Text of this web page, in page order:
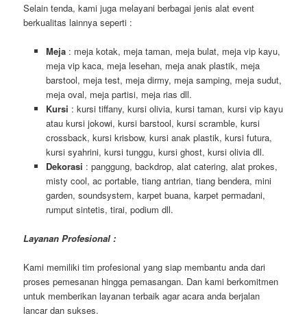
Selain tenda, kami juga melayani berbagai jenis alat event
berkualitas lainnya seperti :
Meja : meja kotak, meja taman, meja bulat, meja vip kayu,
meja vip kaca, meja lesehan, meja anak plastik, meja
barstool, meja test, meja dirmy, meja samping, meja sudut,
meja oval, meja partisi, meja rias dll.
Kursi : kursi tiffany, kursi olivia, kursi taman, kursi vip kayu
atau kursi jokowi, kursi barstool, kursi scramble, kursi
crossback, kursi krisbow, kursi anak plastik, kursi futura,
kursi syahrini, kursi tunggu, kursi ghost, kursi olivia dll.
Dekorasi : panggung, backdrop, alat catering, alat prokes,
misty cool, ac portable, tiang antrian, tiang bendera, mini
garden, soundsystem, karpet buana, karpet permadani,
rumput sintetis, tirai, podium dll.
Layanan Profesional :
Kami memiliki tim profesional yang siap membantu anda dari
proses pemesanan hingga pemasangan. Dan kami berkomitmen
untuk memberikan layanan terbaik agar acara anda berjalan
lancar dan sukses.